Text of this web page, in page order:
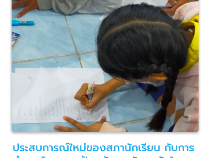
ประสบการณ์ใหม่ของสภานักเรียน กับการ